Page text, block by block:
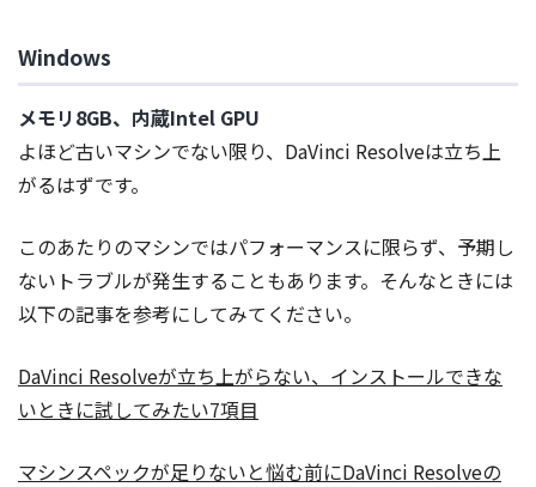
Windows
メモリ8GB、内蔵Intel GPU
よほど古いマシンでない限り、DaVinci Resolveは立ち上
がるはずです。
このあたりのマシンではパフォーマンスに限らず、予期し
ないトラブルが発生することもあります。そんなときには
以下の記事を参考にしてみてください。
DaVinci Resolveが立ち上がらない、インストールできな
いときに試してみたい7項目
マシンスペックが足りないと悩む前にDaVinci Resolveの